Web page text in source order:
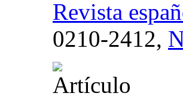
Revista
0210-2412,